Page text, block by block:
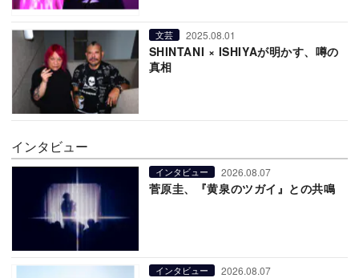
文芸 2025.08.01
SHINTANI × ISHIYAが明かす、噂の
真相
インタビュー
インタビュー 2026.08.07
菅原圭、『黄泉のツガイ』との共鳴
インタビュー 2026.08.07